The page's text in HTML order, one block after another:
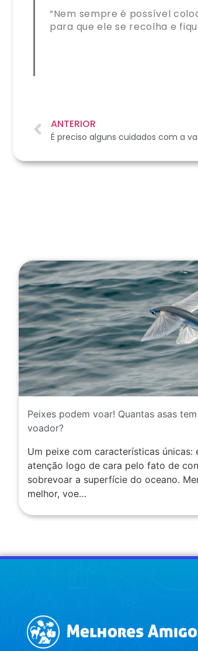
“Nem sempre é possível
para que ele se recolha e
ANTERIOR
É preciso alguns cuidados com a
Peixes podem voar! Quantas asas
voador?
Um peixe com características únicas:
atenção logo de cara pelo fato de
sobrevoar a superfície do oceano.
melhor, voe…